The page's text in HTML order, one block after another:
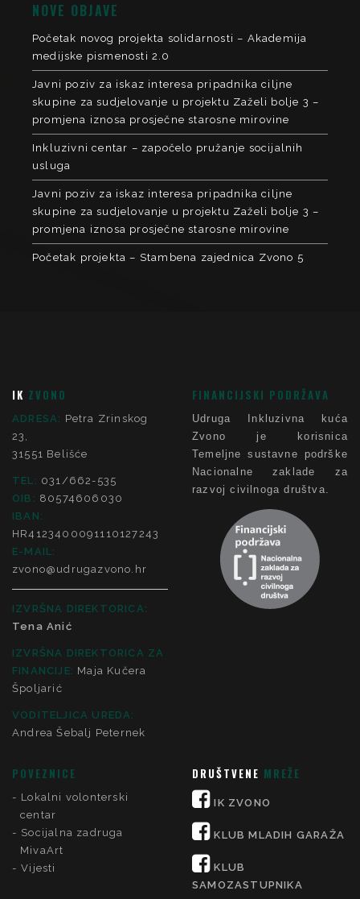
NOVE OBJAVE
Početak novog projekta solidarnosti – Akademija
medijske pismenosti 2.0
Javni poziv za iskaz interesa pripadnika ciljne
skupine za sudjelovanje u projektu Zaželi bolje 3 –
promjena iznosa prosječne starosne mirovine
Inkluzivni centar – započelo pružanje socijalnih
usluga
Javni poziv za iskaz interesa pripadnika ciljne
skupine za sudjelovanje u projektu Zaželi bolje 3 –
promjena iznosa prosječne starosne mirovine
Početak projekta – Stambena zajednica Zvono 5
IK ZVONO
ADRESA: Petra Zrinskog
23,
31551 Belišće
TEL: 031/662-535
OIB: 80574606030
IBAN:
HR4123400091110127243
E-MAIL:
zvono@udrugazvono.hr
IZVRŠNA DIREKTORICA:
Tena Anić
IZVRŠNA DIREKTORICA ZA
FINANCIJE: Maja Kučera
Špoljarić
VODITELJICA UREDA:
Andrea Šebalj Peternek
FINANCIJSKI PODRŽAVA
Udruga Inkluzivna kuća
Zvono je korisnica
Temeljne sustavne podrške
Nacionalne zaklade za
razvoj civilnoga društva.
POVEZNICE
Lokalni volonterski
centar
Socijalna zadruga
MivaArt
Vijesti
DRUŠTVENE MREŽE
IK ZVONO
KLUB MLADIH GARAŽA
KLUB
SAMOZASTUPNIKA